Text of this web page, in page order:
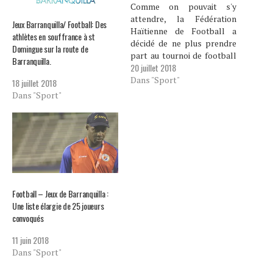
Jeux Barranquilla/ Football: Des
athlètes en souffrance à st
Domingue sur la route de
Barranquilla.
18 juillet 2018
Dans "Sport"
Comme on pouvait s'y
attendre, la Fédération
Haïtienne de Football a
décidé de ne plus prendre
part au tournoi de football
féminin des jeux centre
Amérique et Caraïbes qui
20 juillet 2018
Dans "Sport"
Football – Jeux de Barranquilla :
Une liste élargie de 25 joueurs
convoqués
11 juin 2018
Dans "Sport"